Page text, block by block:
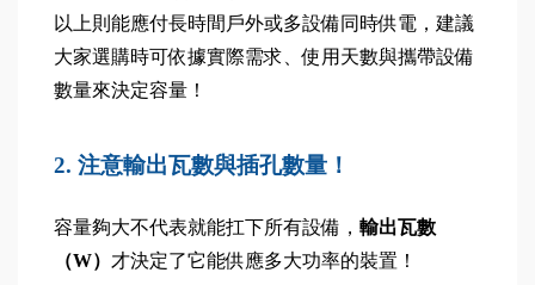
以上則能應付長時間戶外或多設備同時供電，建議
大家選購時可依據實際需求、使用天數與攜帶設備
數量來決定容量！
2. 注意輸出瓦數與插孔數量！
容量夠大不代表就能扛下所有設備， 輸出瓦數
（W） 才決定了它能供應多大功率的裝置！